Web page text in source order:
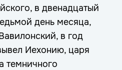
в двенадцатый
день месяца,
в год
Иехонию, царя
темничного